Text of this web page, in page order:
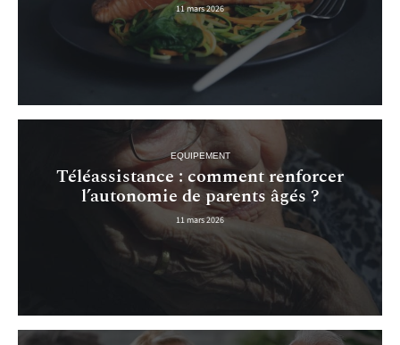
11 mars 2026
EQUIPEMENT
Téléassistance : comment renforcer
l’autonomie de parents âgés ?
11 mars 2026